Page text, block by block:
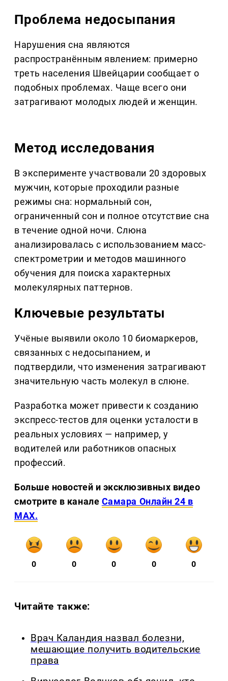
Проблема недосыпания
Нарушения сна являются
распространённым явлением: примерно
треть населения Швейцарии сообщает о
подобных проблемах. Чаще всего они
затрагивают молодых людей и женщин.
Метод исследования
В эксперименте участвовали 20 здоровых
мужчин, которые проходили разные
режимы сна: нормальный сон,
ограниченный сон и полное отсутствие сна
в течение одной ночи. Слюна
анализировалась с использованием масс-
спектрометрии и методов машинного
обучения для поиска характерных
молекулярных паттернов.
Ключевые результаты
Учёные выявили около 10 биомаркеров,
связанных с недосыпанием, и
подтвердили, что изменения затрагивают
значительную часть молекул в слюне.
Разработка может привести к созданию
экспресс-тестов для оценки усталости в
реальных условиях — например, у
водителей или работников опасных
профессий.
Больше новостей и эксклюзивных видео
смотрите в канале Самара Онлайн 24 в
MAX.
0 0 0 0 0
Читайте также:
Врач Каландия назвал болезни,
мешающие получить водительские
права